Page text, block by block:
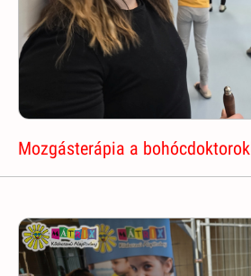
Mozgásterápia a